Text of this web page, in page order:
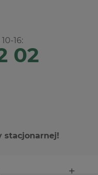
16:
02
stacjonarnej!